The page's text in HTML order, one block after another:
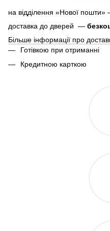
на відділення «Нової пошти»
доставка до дверей —
Більше інформації про
Готівкою при отриманні
Кредитною карткою